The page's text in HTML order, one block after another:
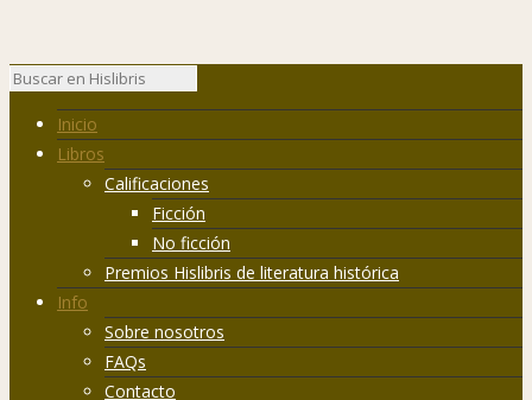
Inicio
Libros
Calificaciones
Ficción
No ficción
Premios Hislibris de literatura histórica
Info
Sobre nosotros
FAQs
Contacto